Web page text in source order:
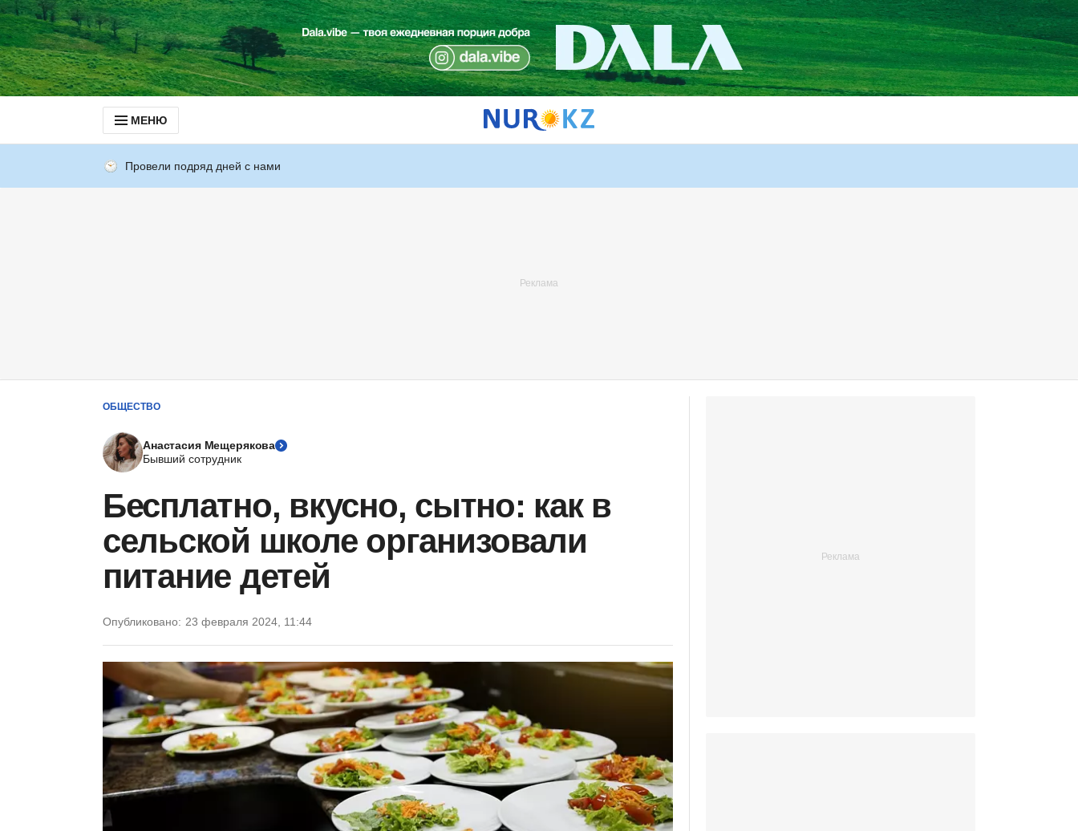
МЕНЮ
Провели подряд дней с нами
ОБЩЕСТВО
Анастасия Мещерякова
Бывший сотрудник
Бесплатно, вкусно, сытно: как в
сельской школе организовали
питание детей
Опубликовано: 23 февраля 2024, 11:44